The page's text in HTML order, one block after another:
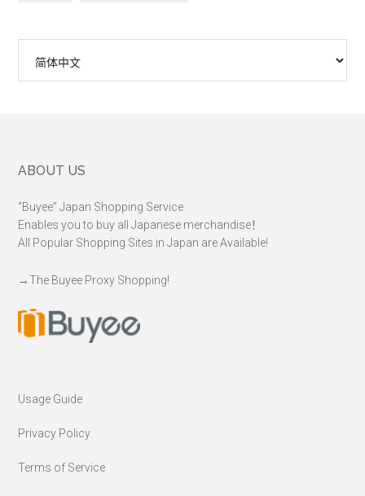
Footer
ABOUT US
“Buyee” Japan Shopping Service
Enables you to buy all Japanese merchandise！
All Popular Shopping Sites in Japan are Available!
→The Buyee Proxy Shopping!
Usage Guide
Privacy Policy
Terms of Service